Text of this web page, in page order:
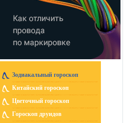
Зодиакальный гороскоп
Китайский гороскоп
Цветочный гороскоп
Гороскоп друидов